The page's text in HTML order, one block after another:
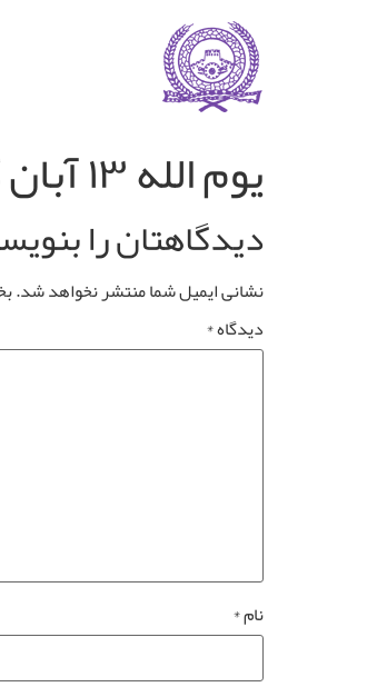
یوم الله ۱۳ آبان گرامی باد
دیدگاهتان را
نشانی ایمیل شما منتشر نخواهد شد.
دیدگاه*
نام*